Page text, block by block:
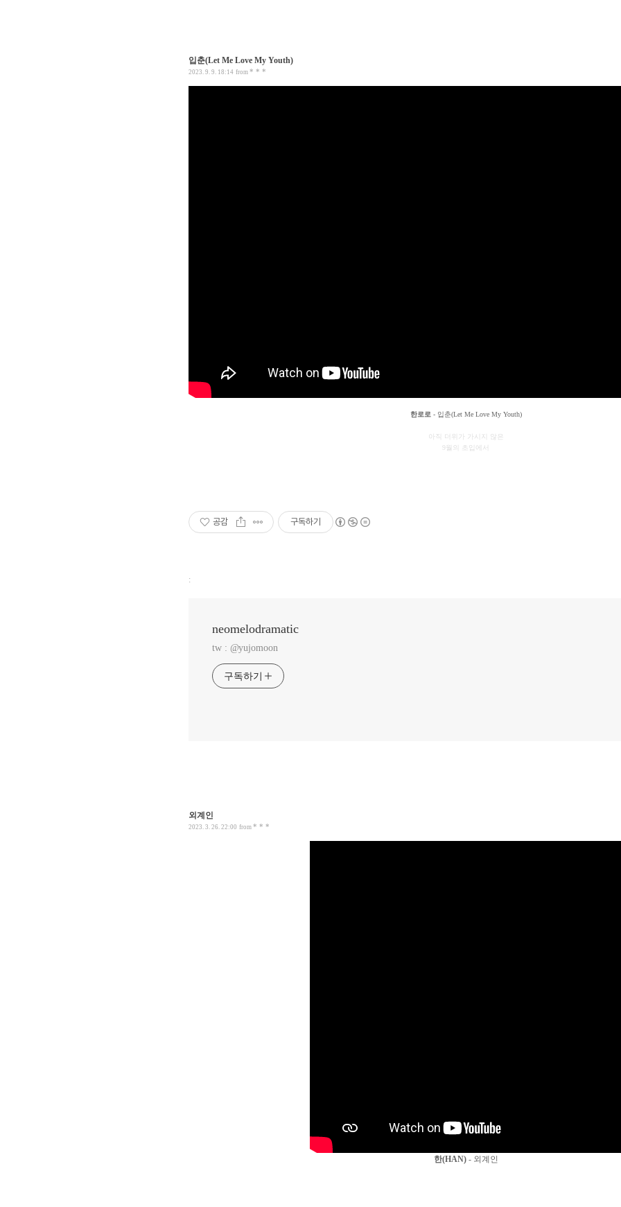
입춘(Let Me Love My Youth)
2023. 9. 9. 18:14 from * * *
한로로 - 입춘(Let Me Love My Youth)
아직 더위가 가시지 않은
9월의 초입에서
공감 구독하기
:
neomelodramatic
tw : @yujomoon
구독하기
외계인
2023. 3. 26. 22:00 from * * *
한(HAN)- 외계인